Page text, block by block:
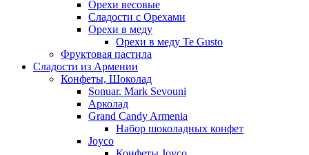
Орехи весовые
Сладости с Орехами
Орехи в меду
Орехи в меду Te Gusto
Фруктовая пастила
Сладости из Армении
Конфеты, Шоколад
Sonuar. Mark Sevouni
Арколад
Grand Candy Armenia
Набор шоколадных конфет
Joyco